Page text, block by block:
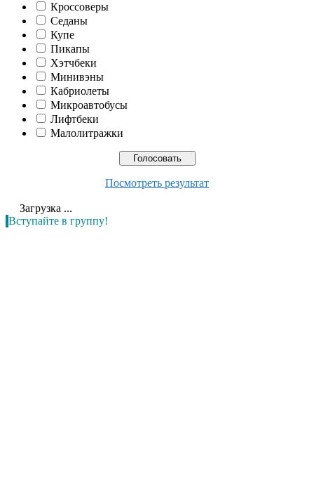
Кроссоверы
Седаны
Купе
Пикапы
Хэтчбеки
Минивэны
Кабриолеты
Микроавтобусы
Лифтбеки
Малолитражки
Посмотреть результат
Загрузка ...
Вступайте в группу!